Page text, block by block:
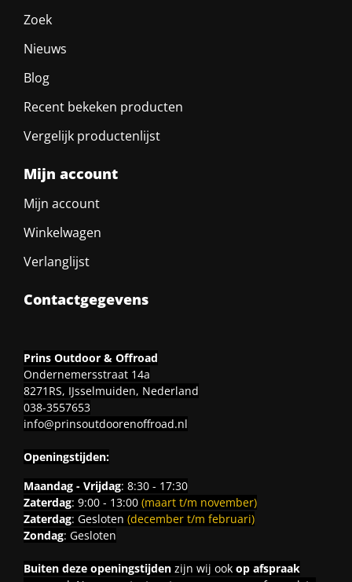
Zoek
Nieuws
Blog
Recent bekeken producten
Vergelijk productenlijst
Mijn account
Mijn account
Winkelwagen
Verlanglijst
Contactgegevens
Prins Outdoor & Offroad
Ondernemersstraat 14a
8271RS, IJsselmuiden, Nederland
038-3557653
info@prinsoutdoorenoffroad.nl
Openingstijden:
Maandag - Vrijdag: 8:30 - 17:30
Zaterdag: 9:00 - 13:00 (maart t/m november)
Zaterdag: Gesloten (december t/m februari)
Zondag: Gesloten
Buiten deze openingstijdenzijn wij ook op afspraak